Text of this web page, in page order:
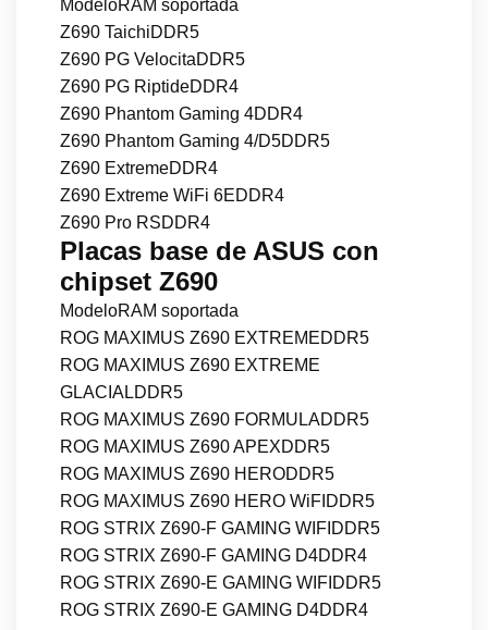
ModeloRAM soportada
Z690 TaichiDDR5
Z690 PG VelocitaDDR5
Z690 PG RiptideDDR4
Z690 Phantom Gaming 4DDR4
Z690 Phantom Gaming 4/D5DDR5
Z690 ExtremeDDR4
Z690 Extreme WiFi 6EDDR4
Z690 Pro RSDDR4
Placas base de ASUS con
chipset Z690
ModeloRAM soportada
ROG MAXIMUS Z690 EXTREMEDDR5
ROG MAXIMUS Z690 EXTREME
GLACIALDDR5
ROG MAXIMUS Z690 FORMULADDR5
ROG MAXIMUS Z690 APEXDDR5
ROG MAXIMUS Z690 HERODDR5
ROG MAXIMUS Z690 HERO WiFIDDR5
ROG STRIX Z690-F GAMING WIFIDDR5
ROG STRIX Z690-F GAMING D4DDR4
ROG STRIX Z690-E GAMING WIFIDDR5
ROG STRIX Z690-E GAMING D4DDR4